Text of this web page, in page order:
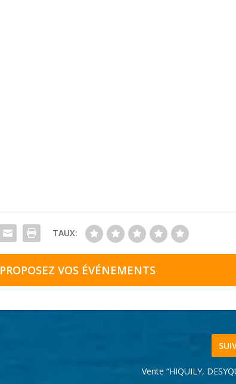
TAUX:
PROPOSEZ VOS ÉVÉNEMENTS
Vente “HIQUILY,